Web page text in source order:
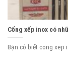
Cổng xếp inox có
Bạn có biết cong xep